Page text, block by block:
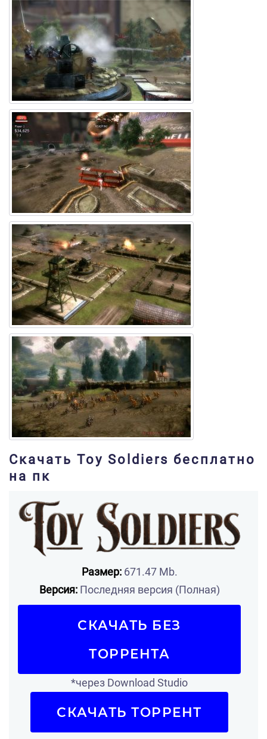
Скачать Toy Soldiers бесплатно
на пк
Размер:671.47 Mb.
Версия:Последняя версия (Полная)
СКАЧАТЬ БЕЗ
ТОРРЕНТА
*через Download Studio
СКАЧАТЬ ТОРРЕНТ